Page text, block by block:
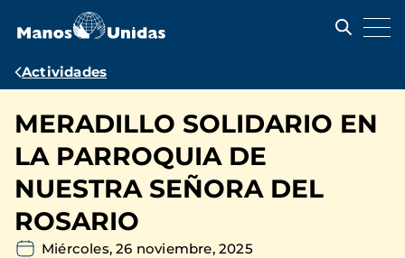
contenido
Ruta
navegación
Actividades
MERADILLO SOLIDARIO EN
LA PARROQUIA DE
NUESTRA SEÑORA DEL
ROSARIO
Miércoles, 26 noviembre, 2025